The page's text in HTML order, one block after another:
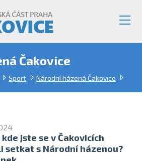
Čakovice
Sport Národní házená Čakovice
jste se v Čakovicích
setkat s Národní házenou?